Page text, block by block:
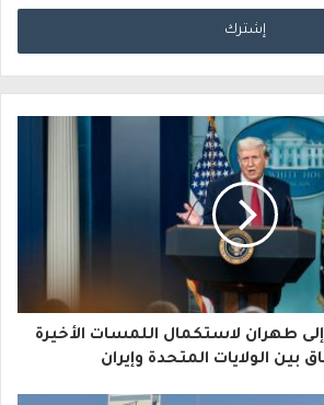
طهران لاستكمال اللمسات الأخيرة
بين الولايات المتحدة وإيران